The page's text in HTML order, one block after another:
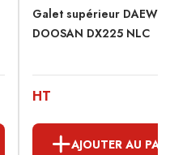
Galet supérieur
DOOSAN DX225 NLC
HT
AJOUTER AU